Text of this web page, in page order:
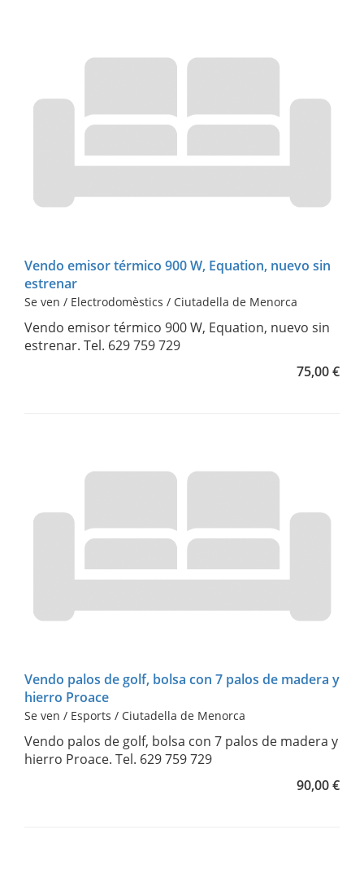
Vendo emisor térmico 900 W, Equation, nuevo sin
estrenar
Se ven / Electrodomèstics / Ciutadella de Menorca
Vendo emisor térmico 900 W, Equation, nuevo sin
estrenar. Tel. 629 759 729
75,00 €
Vendo palos de golf, bolsa con 7 palos de madera y
hierro Proace
Se ven / Esports / Ciutadella de Menorca
Vendo palos de golf, bolsa con 7 palos de madera y
hierro Proace. Tel. 629 759 729
90,00 €